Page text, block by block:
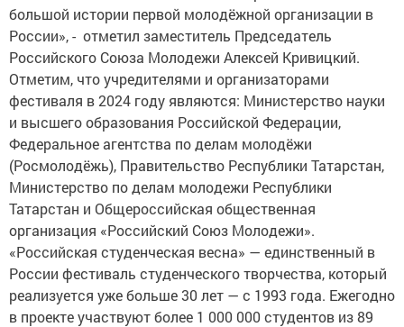
большой истории первой молодёжной организации в
России», - отметил заместитель Председатель
Российского Союза Молодежи Алексей Кривицкий.
Отметим, что учредителями и организаторами
фестиваля в 2024 году являются: Министерство науки
и высшего образования Российской Федерации,
Федеральное агентства по делам молодёжи
(Росмолодёжь), Правительство Республики Татарстан,
Министерство по делам молодежи Республики
Татарстан и Общероссийская общественная
организация «Российский Союз Молодежи».
«Российская студенческая весна» — единственный в
России фестиваль студенческого творчества, который
реализуется уже больше 30 лет — с 1993 года. Ежегодно
в проекте участвуют более 1 000 000 студентов из 89